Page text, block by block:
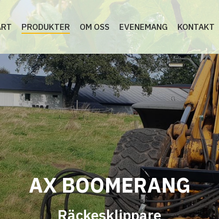
PRODUKTER OM OSS EVENEMANG KONTAKT
AX BOOMERANG
Räckesklippare